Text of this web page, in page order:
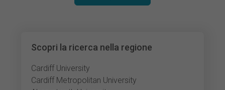
Scopri la ricerca nella regione
Cardiff University
Cardiff Metropolitan University